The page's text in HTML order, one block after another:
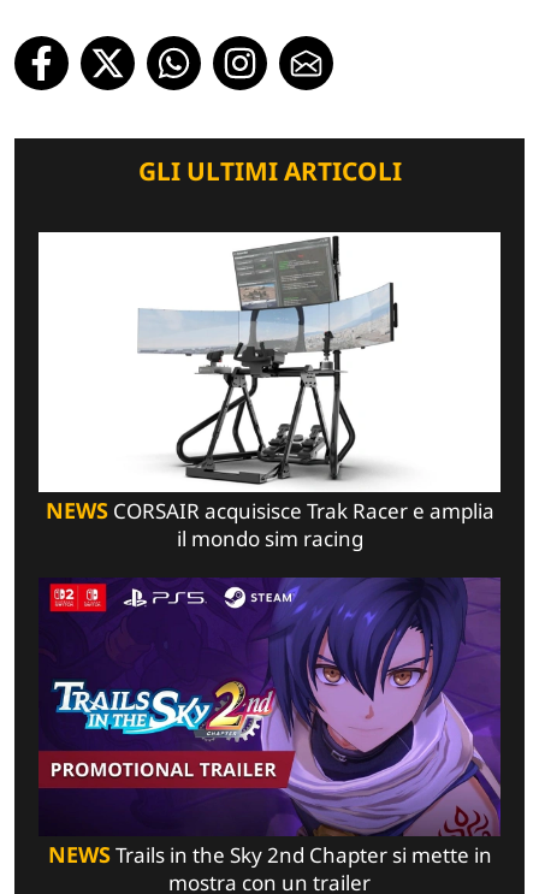
GLI ULTIMI ARTICOLI
NEWSCORSAIR acquisisce Trak Racer e amplia
il mondo sim racing
NEWSTrails in the Sky 2nd Chapter si mette in
mostra con un trailer